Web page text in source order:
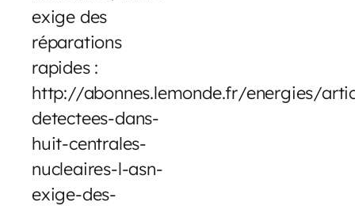
exige des
réparations
rapides :
http://abonnes.lemonde.fr/energies/
detectees-dans-
huit-centrales-
nucleaires-l-asn-
exige-des-